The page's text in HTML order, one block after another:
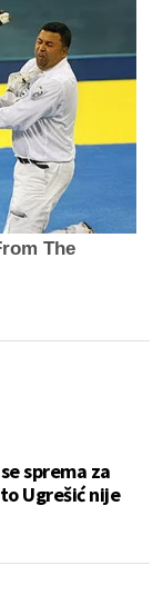
The
sprema za
Ugrešić nije